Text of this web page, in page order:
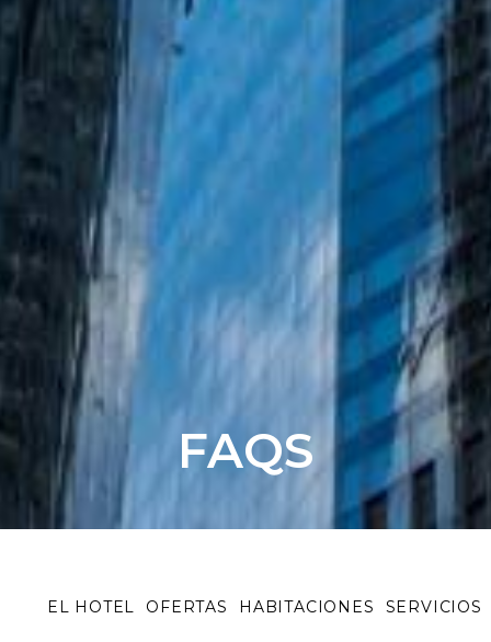
FAQS
EL HOTEL OFERTAS HABITACIONES SERVICIOS